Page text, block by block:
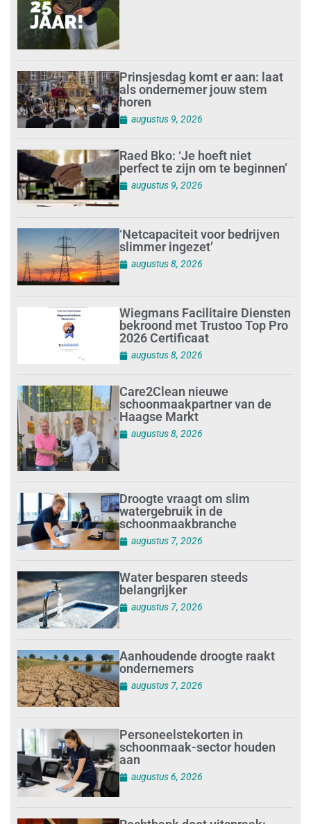
Prinsjesdag komt er aan: laat
als ondernemer jouw stem
horen
augustus 9, 2026
Raed Bko: ‘Je hoeft niet
perfect te zijn om te beginnen’
augustus 9, 2026
‘Netcapaciteit voor bedrijven
slimmer ingezet’
augustus 8, 2026
Wiegmans Facilitaire Diensten
bekroond met Trustoo Top Pro
2026 Certificaat
augustus 8, 2026
Care2Clean nieuwe
schoonmaakpartner van de
Haagse Markt
augustus 8, 2026
Droogte vraagt om slim
watergebruik in de
schoonmaakbranche
augustus 7, 2026
Water besparen steeds
belangrijker
augustus 7, 2026
Aanhoudende droogte raakt
ondernemers
augustus 7, 2026
Personeelstekorten in
schoonmaak-sector houden
aan
augustus 6, 2026